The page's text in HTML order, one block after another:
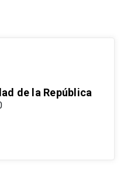
de la República